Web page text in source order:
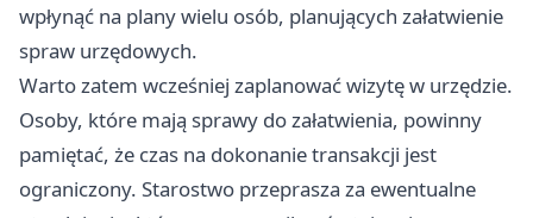
wpłynąć na plany wielu osób, planujących załatwienie
spraw urzędowych.
Warto zatem wcześniej zaplanować wizytę w urzędzie.
Osoby, które mają sprawy do załatwienia, powinny
pamiętać, że czas na dokonanie transakcji jest
ograniczony. Starostwo przeprasza za ewentualne